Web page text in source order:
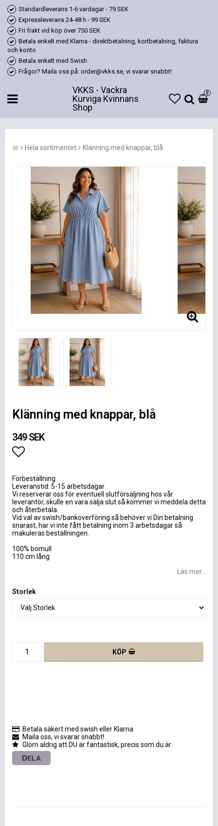
Standardleverans 1-6 vardagar - 79 SEK
Expressleverans 24-48 h - 99 SEK
Fri frakt vid köp över 750 SEK
Betala enkelt med Klarna - direktbetalning, kortbetalning, faktura
och konto
Betala enkelt med Swish
Frågor? Maila oss på: order@vkks.se, vi svarar snabbt!
VKKS - Vackra
Kurviga Kvinnans
Shop
0
Hela sortimentet Klänning med knappar, blå
Klänning med knappar, blå
349 SEK
Förbeställning
Leveranstid: 5-15 arbetsdagar
Vi reserverar oss för eventuell slutförsäljning hos vår
leverantör, skulle en vara sälja slut så kommer vi meddela detta
och återbetala.
Vid val av swish/banköverföring så behöver vi Din betalning
snarast, har vi inte fått betalning inom 3 arbetsdagar så
makuleras beställningen.
100% bomull
110 cm lång
Läs mer...
Storlek
KÖP
Betala säkert med swish eller Klarna
Maila oss, vi svarar snabbt!
Glöm aldrig att DU är fantastisk, precis som du är.
DELA